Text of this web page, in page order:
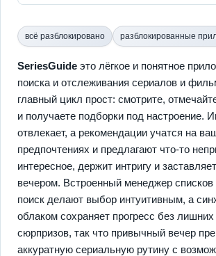
всё разблокировано разблокированные
SeriesGuide это лёгкое и понятное
поиска и отслеживания сериалов и
главный цикл прост: смотрите,
и получаете подборки под настроение.
отвлекает, а рекомендации учатся на
предпочтениях и предлагают что-то
интересное, держит интригу и
вечером. Встроенный менеджер
поиск делают выбор интуитивным, а
облаком сохраняет прогресс без
сюрпризов, так что привычный вечер
аккуратную сериальную рутину с